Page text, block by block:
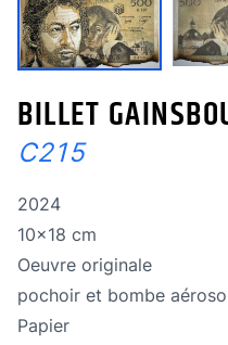
BILLET
C215
Année de réalisation
2024
Dimensions
10x18 cm
Oeuvre originale
Oeuvre originale
Technique
pochoir et bombe
Technique
Papier